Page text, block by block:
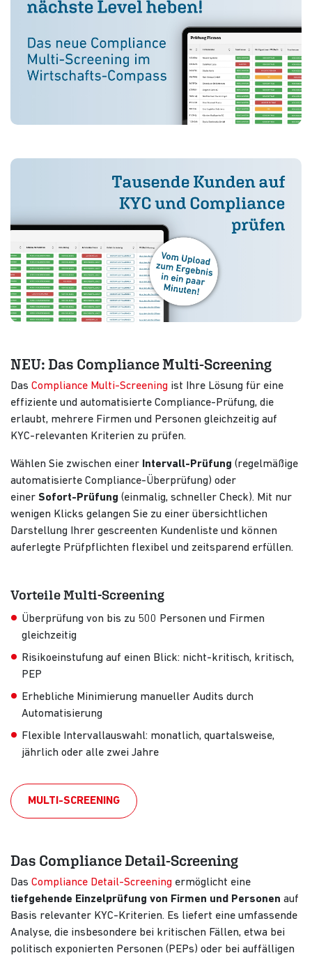
NEU: Das Compliance Multi-Screening
Das Compliance Multi-Screening ist Ihre Lösung für eine
effiziente und automatisierte Compliance-Prüfung, die
erlaubt, mehrere Firmen und Personen gleichzeitig auf
KYC-relevanten Kriterien zu prüfen.
Wählen Sie zwischen einer Intervall-Prüfung (regelmäßige
automatisierte Compliance-Überprüfung) oder
einer Sofort-Prüfung (einmalig, schneller Check). Mit nur
wenigen Klicks gelangen Sie zu einer übersichtlichen
Darstellung Ihrer gescreenten Kundenliste und können
auferlegte Prüfpflichten flexibel und zeitsparend erfüllen.
Vorteile Multi-Screening
Überprüfung von bis zu 500 Personen und Firmen
gleichzeitig
Risikoeinstufung auf einen Blick: nicht-kritisch, kritisch,
PEP
Erhebliche Minimierung manueller Audits durch
Automatisierung
Flexible Intervallauswahl: monatlich, quartalsweise,
jährlich oder alle zwei Jahre
MULTI-SCREENING
Das Compliance Detail-Screening
Das Compliance Detail-Screening ermöglicht eine
tiefgehende Einzelprüfung von Firmen und Personen auf
Basis relevanter KYC-Kriterien. Es liefert eine umfassende
Analyse, die insbesondere bei kritischen Fällen, etwa bei
politisch exponierten Personen (PEPs) oder bei auffälligen